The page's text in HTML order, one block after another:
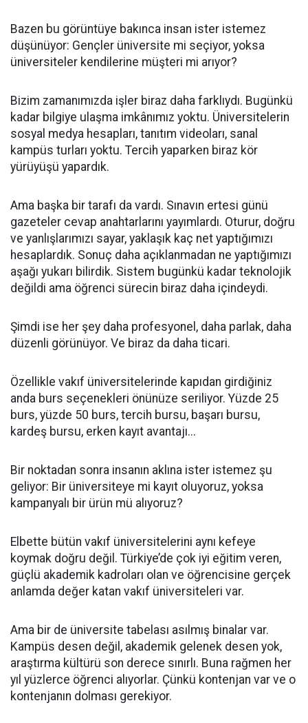
Bazen bu görüntüye bakınca insan ister istemez
düşünüyor: Gençler üniversite mi seçiyor, yoksa
üniversiteler kendilerine müşteri mi arıyor?
Bizim zamanımızda işler biraz daha farklıydı. Bugünkü
kadar bilgiye ulaşma imkânımız yoktu. Üniversitelerin
sosyal medya hesapları, tanıtım videoları, sanal
kampüs turları yoktu. Tercih yaparken biraz kör
yürüyüşü yapardık.
Ama başka bir tarafı da vardı. Sınavın ertesi günü
gazeteler cevap anahtarlarını yayımlardı. Oturur, doğru
ve yanlışlarımızı sayar, yaklaşık kaç net yaptığımızı
hesaplardık. Sonuç daha açıklanmadan ne yaptığımızı
aşağı yukarı bilirdik. Sistem bugünkü kadar teknolojik
değildi ama öğrenci sürecin biraz daha içindeydi.
Şimdi ise her şey daha profesyonel, daha parlak, daha
düzenli görünüyor. Ve biraz da daha ticari.
Özellikle vakıf üniversitelerinde kapıdan girdiğiniz
anda burs seçenekleri önünüze seriliyor. Yüzde 25
burs, yüzde 50 burs, tercih bursu, başarı bursu,
kardeş bursu, erken kayıt avantajı...
Bir noktadan sonra insanın aklına ister istemez şu
geliyor: Bir üniversiteye mi kayıt oluyoruz, yoksa
kampanyalı bir ürün mü alıyoruz?
Elbette bütün vakıf üniversitelerini aynı kefeye
koymak doğru değil. Türkiye’de çok iyi eğitim veren,
güçlü akademik kadroları olan ve öğrencisine gerçek
anlamda değer katan vakıf üniversiteleri var.
Ama bir de üniversite tabelası asılmış binalar var.
Kampüs desen değil, akademik gelenek desen yok,
araştırma kültürü son derece sınırlı. Buna rağmen her
yıl yüzlerce öğrenci alıyorlar. Çünkü kontenjan var ve o
kontenjanın dolması gerekiyor.